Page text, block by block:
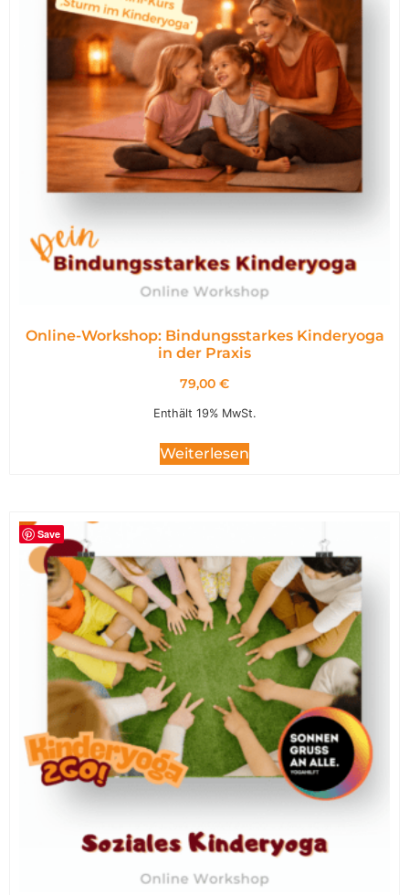
Online-Workshop: Bindungsstarkes Kinderyoga
in der Praxis
79,00 €
Enthält 19% MwSt.
Weiterlesen
Save